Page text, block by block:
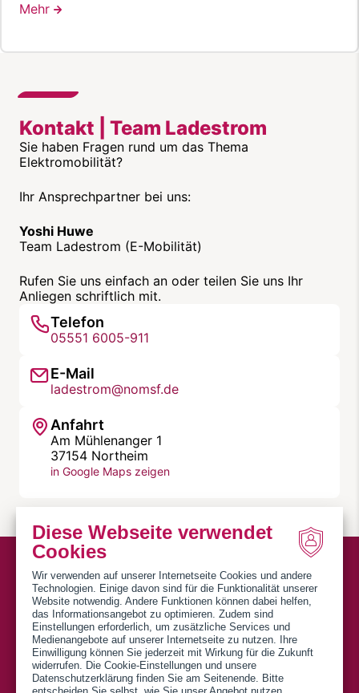
Mehr
Kontakt | Team Ladestrom
Sie haben Fragen rund um das Thema
Elektromobilität?
Ihr Ansprechpartner bei uns:
Yoshi Huwe
Team Ladestrom (E-Mobilität)
Rufen Sie uns einfach an oder teilen Sie uns Ihr
Anliegen schriftlich mit.
Telefon
05551 6005-911
E-Mail
ladestrom@nomsf.de
Anfahrt
Am Mühlenanger 1
37154 Northeim
in Google Maps zeigen
SWN Stadtwerke Northeim GmbH
Am Mühlenanger 1
37154 Northeim
Diese Webseite verwendet
Cookies
Wir verwenden auf unserer Internetseite Cookies und andere
Technologien. Einige davon sind für die Funktionalität unserer
Website notwendig. Andere Funktionen können dabei helfen,
das Informationsangebot zu optimieren. Zudem sind
Einstellungen erforderlich, um zusätzliche Services und
Medienangebote auf unserer Internetseite zu nutzen. Ihre
Einwilligung können Sie jederzeit mit Wirkung für die Zukunft
widerrufen. Die Cookie-Einstellungen und unsere
Datenschutzerklärung finden Sie am Seitenende. Bitte